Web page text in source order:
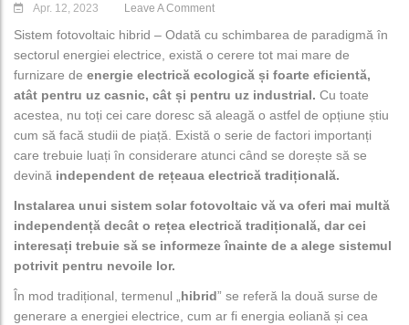
Apr. 12, 2023 Leave A Comment
Sistem fotovoltaic hibrid – Odată cu schimbarea de paradigmă în
sectorul energiei electrice, există o cerere tot mai mare de
furnizare de energie electrică ecologică și foarte eficientă,
atât pentru uz casnic, cât și pentru uz industrial. Cu toate
acestea, nu toți cei care doresc să aleagă o astfel de opțiune știu
cum să facă studii de piață. Există o serie de factori importanți
care trebuie luați în considerare atunci când se dorește să se
devină independent de rețeaua electrică tradițională.
Instalarea unui sistem solar fotovoltaic vă va oferi mai multă
independență decât o rețea electrică tradițională, dar cei
interesați trebuie să se informeze înainte de a alege sistemul
potrivit pentru nevoile lor.
În mod tradițional, termenul „ hibrid” se referă la două surse de
generare a energiei electrice, cum ar fi energia eoliană și cea